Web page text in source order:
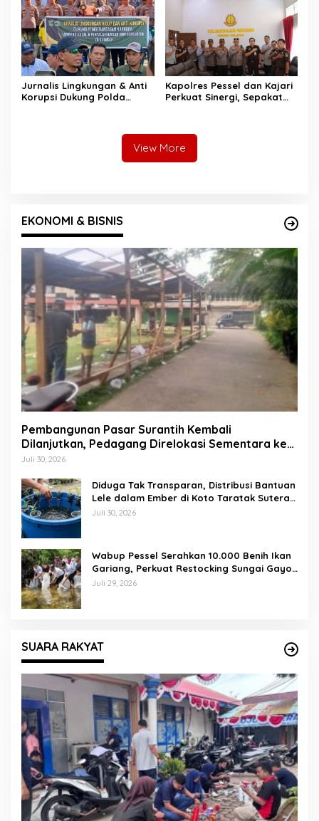
Jurnalis Lingkungan & Anti
Korupsi Dukung Polda
Kapolres Pessel dan Kajari
Perkuat Sinergi, Sepakat
View More
EKONOMI & BISNIS
Pembangunan Pasar Surantih Kembali
Dilanjutkan, Pedagang Direlokasi Sementara ke
Lapangan Gadih Basanai
Juli 30, 2026
Diduga Tak Transparan, Distribusi Bantuan
Lele dalam Ember di Koto Taratak Sutera
Tuai Sorotan Warga
Juli 30, 2026
Wabup Pessel Serahkan 10.000 Benih Ikan
Gariang, Perkuat Restocking Sungai Gayo
demi Kelestarian Perairan
Juli 29, 2026
SUARA RAKYAT